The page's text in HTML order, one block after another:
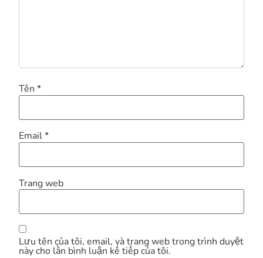
Tên *
Email*
Trang web
Lưu tên của tôi, email, và trang web trong trình duyệt
này cho lần bình luận kế tiếp của tôi.